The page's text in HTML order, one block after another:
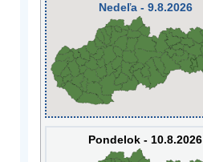
Nedeľa - 9.8.2026
Pondelok - 10.8.2026